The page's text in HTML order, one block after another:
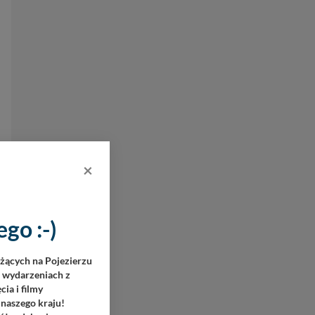
×
:-)
na Pojezierzu
z
i filmy
kraju!